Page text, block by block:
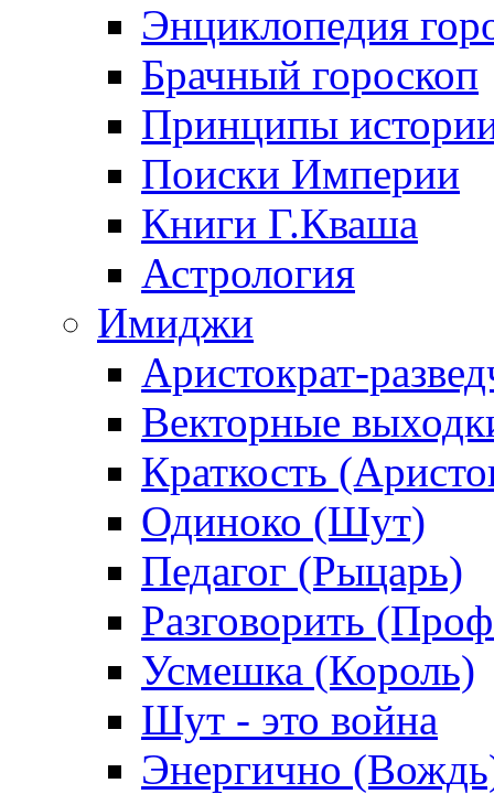
Энциклопедия
Брачный гороскоп
Принципы
Поиски Империи
Книги Г.Кваша
Астрология
Имиджи
Аристократ-
Векторные
Краткость
Одиноко (Шут)
Педагог (Рыцарь)
Разговорить
Усмешка (Король)
Шут - это война
Энергично